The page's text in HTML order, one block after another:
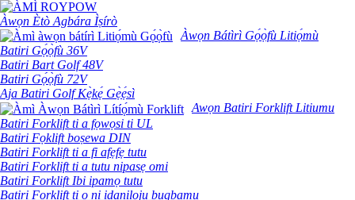
Àwọn Ètò Agbára Ìṣírò
Àwọn Bátìrì Gọ́ọ̀fù Litiọ́mù
Batiri Gọ́ọ̀fù 36V
Batiri Bart Golf 48V
Batiri Gọ́ọ̀fù 72V
Aja Batiri Golf Kẹ̀kẹ́ Gẹ̀ẹ́sì
Awọn Batiri Forklift Litiumu
Batiri Forklift ti a fọwọsi ti UL
Batiri Fọklift boṣewa DIN
Batiri Forklift ti a fi afẹfẹ tutu
Batiri Forklift ti a tutu nipasẹ omi
Batiri Forklift Ibi ipamọ tutu
Batiri Forklift ti o ni idaniloju bugbamu